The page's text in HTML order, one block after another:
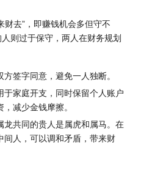
财去”，即赚钱机会多但守不
则过于保守，两人在财务规划
方签字同意，避免一人独断。
于家庭开支，同时保留个人账户
减少金钱摩擦。
龙共同的贵人是属虎和属马。在
间人，可以调和矛盾，带来财